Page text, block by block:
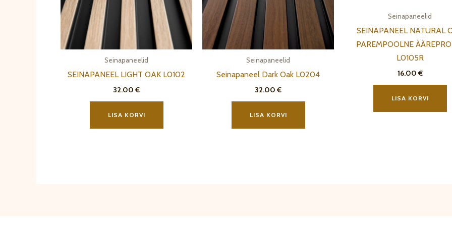
Seinapaneelid
SEINAPANEEL LIGHT OAK L0102
32.00 €
LISA KORVI
Seinapaneelid
Seinapaneel Dark Oak L0204
32.00 €
LISA KORVI
Seinapaneelid
SEINAPANEEL NATURAL
PAREMPOOLNE
L0105R
16.00 €
LISA KORVI